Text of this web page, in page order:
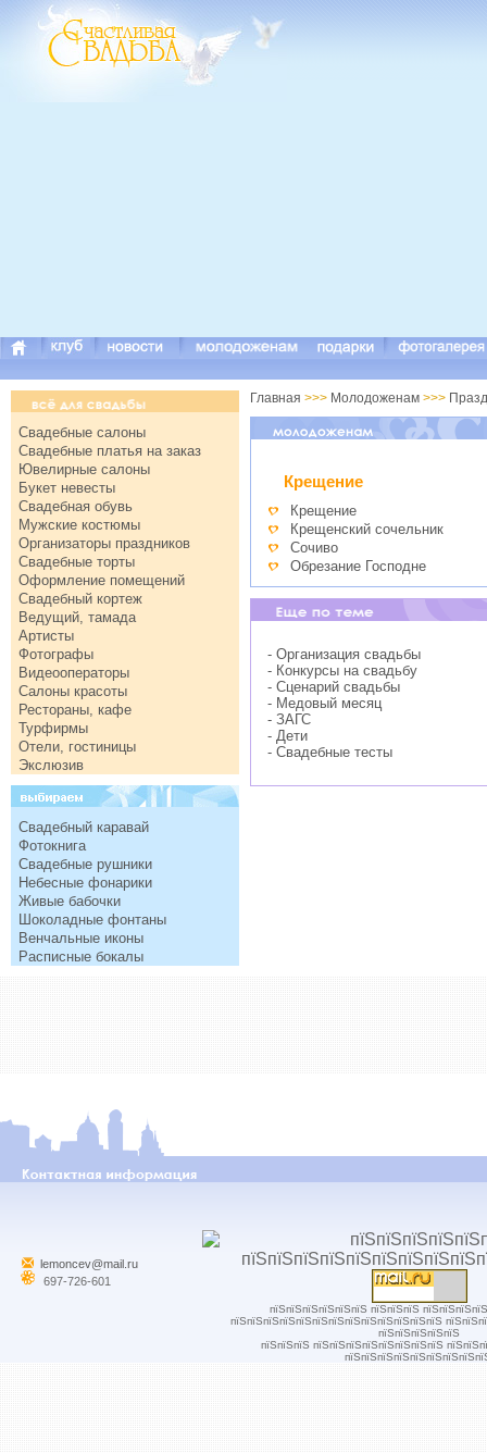
Свадебные салоны
Свадебные платья на заказ
Ювелирные салоны
Букет невесты
Свадебная обувь
Мужские костюмы
Организаторы праздников
Свадебные торты
Оформление помещений
Свадебный кортеж
Ведущий, тамада
Артисты
Фотографы
Видеооператоры
Салоны красоты
Рестораны, кафе
Турфирмы
Отели, гостиницы
Экслюзив
Свадебный каравай
Фотокнига
Свадебные рушники
Небесные фонарики
Живые бабочки
Шоколадные фонтаны
Венчальные иконы
Расписные бокалы
Главная >>> Молодоженам >>>
Крещение
Крещение
Крещенский сочельник
Сочиво
Обрезание Господне
- Организация свадьбы
- Конкурсы на свадьбу
- Сценарий свадьбы
- Медовый месяц
- ЗАГС
- Дети
- Свадебные тесты
lemoncev@mail.ru
697-726-601
пїЅпїЅпїЅпїЅпїЅпїЅ пїЅпїЅпїЅ
пїЅпїЅпїЅпїЅпїЅпїЅпїЅпїЅпїЅпїЅпїЅпїЅпїЅ
пїЅпїЅпїЅпїЅпїЅ
пїЅпїЅпїЅ пїЅпїЅпїЅпїЅпїЅпїЅпїЅпїЅ